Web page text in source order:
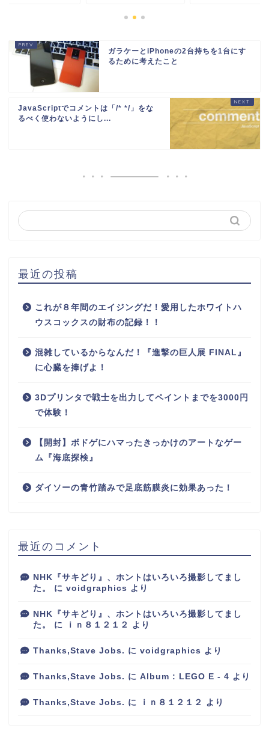
ガラケーとiPhoneの2台持ちを1台にす
るために考えたこと
JavaScriptでコメントは「/* */」をな
るべく使わないようにし...
最近の投稿
これが８年間のエイジングだ！愛用したホワイトハ
ウスコックスの財布の記録！！
混雑しているからなんだ！『進撃の巨人展 FINAL』
に心臓を捧げよ！
3Dプリンタで戦士を出力してペイントまでを3000円
で体験！
【開封】ボドゲにハマったきっかけのアートなゲー
ム『海底探検』
ダイソーの青竹踏みで足底筋膜炎に効果あった！
最近のコメント
NHK『サキどり』、ホントはいろいろ撮影してまし
た。
に voidgraphics より
NHK『サキどり』、ホントはいろいろ撮影してまし
た。
に ｉｎ８１２１２ より
Thanks,Stave Jobs. に voidgraphics より
Thanks,Stave Jobs. に Album : LEGO E - 4 より
Thanks,Stave Jobs. に ｉｎ８１２１２ より